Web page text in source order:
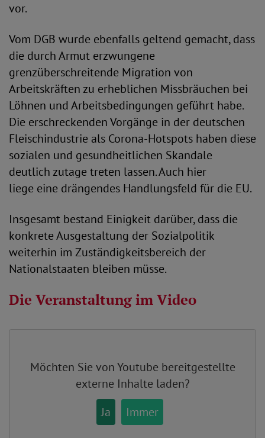
vor.
Vom DGB wurde ebenfalls geltend gemacht, dass
die durch Armut erzwungene
grenzüberschreitende Migration von
Arbeitskräften zu erheblichen Missbräuchen bei
Löhnen und Arbeitsbedingungen geführt habe.
Die erschreckenden Vorgänge in der deutschen
Fleischindustrie als Corona-Hotspots haben diese
sozialen und gesundheitlichen Skandale
deutlich zutage treten lassen. Auch hier
liege eine drängendes Handlungsfeld für die EU.
Insgesamt bestand Einigkeit darüber, dass die
konkrete Ausgestaltung der Sozialpolitik
weiterhin im Zuständigkeitsbereich der
Nationalstaaten bleiben müsse.
Die Veranstaltung im Video
Möchten Sie vonYoutube bereitgestellte
externe Inhalte laden?
Ja
Immer